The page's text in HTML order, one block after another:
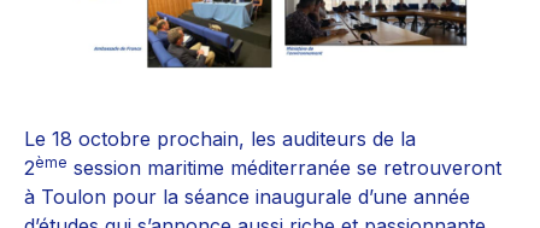
Le 18 octobre prochain, les auditeurs de la
2ème session maritime méditerranée se retrouveront
à Toulon pour la séance inaugurale d’une année